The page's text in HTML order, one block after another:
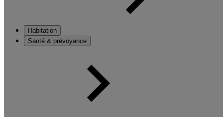
Habitation
Santé & prévoyance